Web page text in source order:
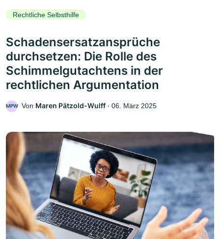
Rechtliche Selbsthilfe
Schadensersatzansprüche
durchsetzen: Die Rolle des
Schimmelgutachtens in der
rechtlichen Argumentation
MPW Von Maren Pätzold-Wulff ‧ 06. März 2025